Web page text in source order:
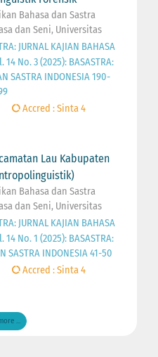
Bahasa dan Sastra
dan Seni, Universitas
JURNAL KAJIAN BAHASA
14 No. 3 (2025): BASASTRA:
SASTRA INDONESIA 190-
Accred : Sinta 4
Lau Kabupaten
Bahasa dan Sastra
dan Seni, Universitas
JURNAL KAJIAN BAHASA
14 No. 1 (2025): BASASTRA:
SASTRA INDONESIA 41-50
Accred : Sinta 4
...